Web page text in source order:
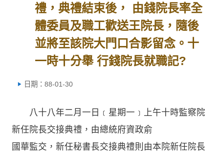
禮，典禮結束後， 由錢院長率全
體委員及職工歡送王院長，隨後
並將至該院大門口合影留念。十
一時十分舉 行錢院長就職記?
日期：88-01-30
八十八年二月一日﹝星期一﹞上午十時監察院
新任院長交接典禮，由總統府資政俞
國華監交，新任秘書長交接典禮則由本院新任院長